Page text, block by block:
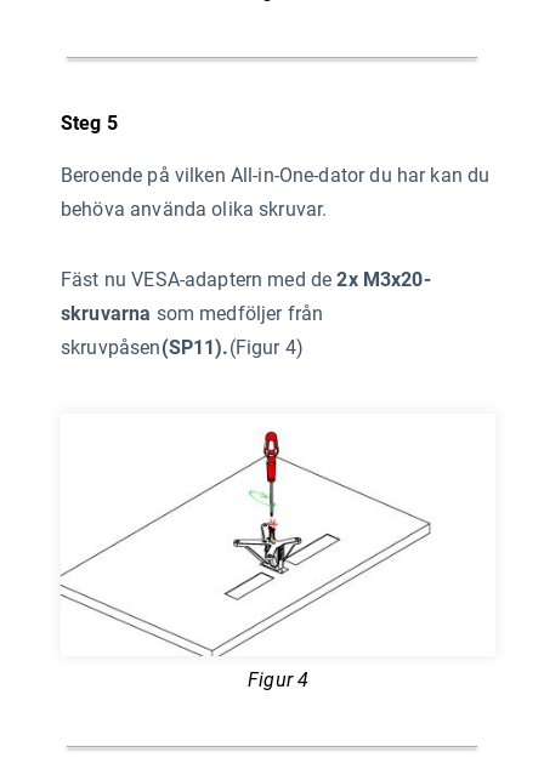
Steg 5
Beroende på vilken All-in-One-dator du har kan du
behöva använda olika skruvar.
Fäst nu VESA-adaptern med de2x M3x20-
skruvarna som medföljer från
skruvpåsen(SP11).(Figur 4)
Figur 4